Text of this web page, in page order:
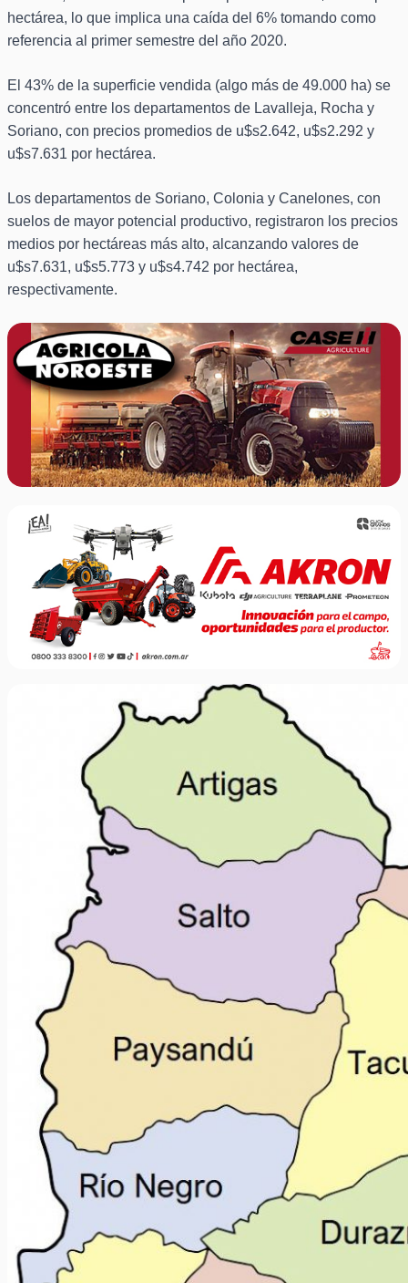
hectárea, lo que implica una caída del 6% tomando como
referencia al primer semestre del año 2020.
El 43% de la superficie vendida (algo más de 49.000 ha) se
concentró entre los departamentos de Lavalleja, Rocha y
Soriano, con precios promedios de u$s2.642, u$s2.292 y
u$s7.631 por hectárea.
Los departamentos de Soriano, Colonia y Canelones, con
suelos de mayor potencial productivo, registraron los precios
medios por hectáreas más alto, alcanzando valores de
u$s7.631, u$s5.773 y u$s4.742 por hectárea,
respectivamente.